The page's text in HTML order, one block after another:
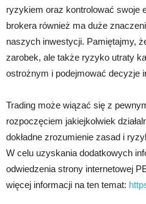
ryzykiem oraz kontrolować swoje
brokera również ma duże
naszych inwestycji. Pamiętajmy,
zarobek, ale także ryzyko utraty
ostrożnym i podejmować decyzje
Trading może wiązać się z
rozpoczęciem jakiejkolwiek
dokładne zrozumienie zasad i
W celu uzyskania dodatkowych
odwiedzenia strony internetowej
więcej informacji na ten temat: